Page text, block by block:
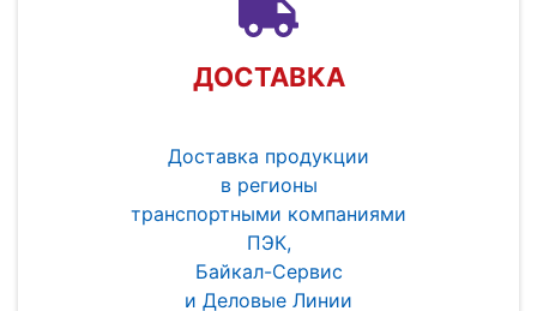
ДОСТАВКА
Доставка продукции
в регионы
транспортными компаниями
ПЭК,
Байкал-Сервис
и Деловые Линии